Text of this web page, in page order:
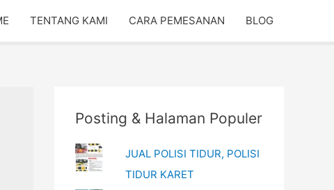
TENTANG KAMI CARA PEMESANAN BLOG
Posting & Halaman Populer
JUAL POLISI TIDUR, POLISI
TIDUR KARET